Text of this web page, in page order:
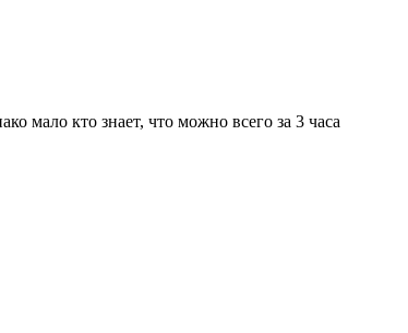
мало кто знает, что можно всего за 3 часа